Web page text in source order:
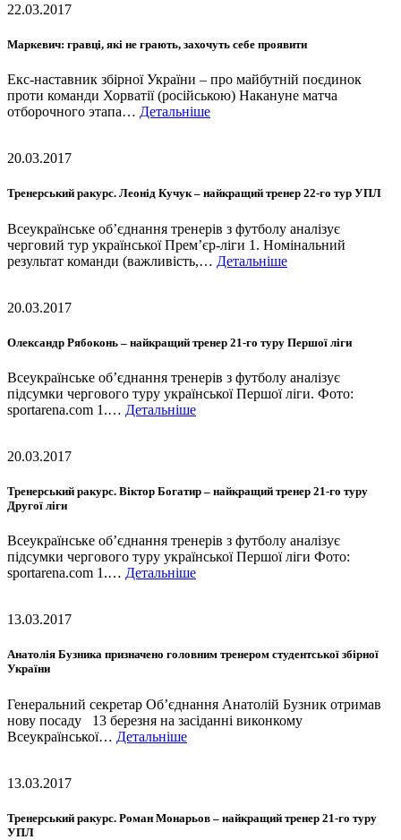
22.03.2017
Маркевич: гравці, які не грають, захочуть себе проявити
Екс-наставник збірної України – про майбутній поєдинок
проти команди Хорватії (російською) Накануне матча
отборочного этапа… Детальніше
20.03.2017
Тренерський ракурс. Леонід Кучук – найкращий тренер 22-го тур УПЛ
Всеукраїнське об’єднання тренерів з футболу аналізує
черговий тур української Прем’єр-ліги 1. Номінальний
результат команди (важливість,… Детальніше
20.03.2017
Олександр Рябоконь – найкращий тренер 21-го туру Першої ліги
Всеукраїнське об’єднання тренерів з футболу аналізує
підсумки чергового туру української Першої ліги. Фото:
sportarena.com 1.… Детальніше
20.03.2017
Тренерський ракурс. Віктор Богатир – найкращий тренер 21-го туру
Другої ліги
Всеукраїнське об’єднання тренерів з футболу аналізує
підсумки чергового туру української Першої ліги Фото:
sportarena.com 1.… Детальніше
13.03.2017
Анатолія Бузника призначено головним тренером студентської збірної
України
Генеральний секретар Об’єднання Анатолій Бузник отримав
нову посаду 13 березня на засіданні виконкому
Всеукраїнської… Детальніше
13.03.2017
Тренерський ракурс. Роман Монарьов – найкращий тренер 21-го туру
УПЛ